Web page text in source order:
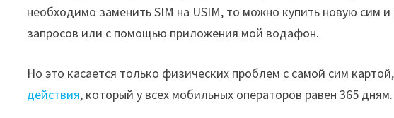
необходимо заменить SIM на USIM, то можно купить новую сим
запросов или с помощью приложения мой водафон.
Но это касается только физических проблем с самой сим
действия, который у всех мобильных операторов равен 365